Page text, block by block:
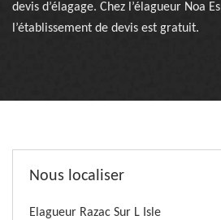
devis d’élagage. Chez l’élagueur Noa
l’établissement de devis est gratuit.
Nous localiser
Elagueur Razac Sur L Isle